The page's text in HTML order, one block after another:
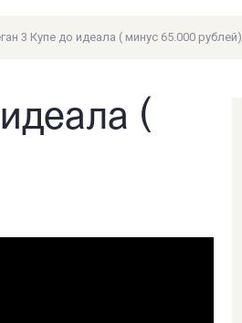
3 Купе до идеала ( минус 65.000 рублей)
(